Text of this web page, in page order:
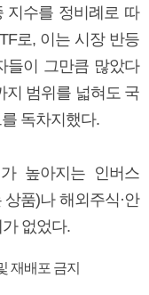
지수를 정비례로 따
로, 이는 시장 반등
들이 그만큼 많았다
지 범위를 넓혀도 국
독차지했다.
높아지는 인버스
품)나 해외주식·안
없었다.
재배포 금지